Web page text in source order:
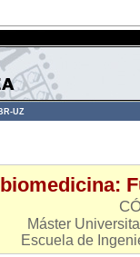
UZ
Máster
Escuela de